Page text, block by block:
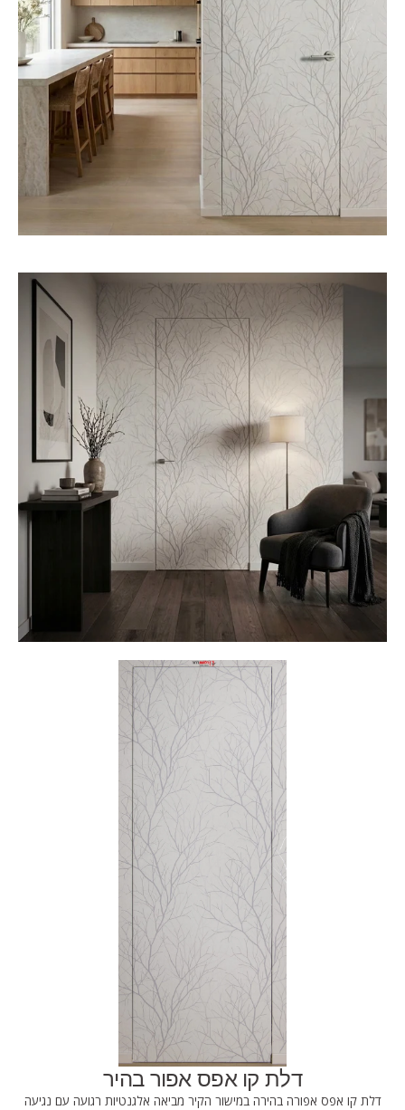
דלת קו אפס אפור בהיר
דלת קו אפס אפורה בהירה במישור הקיר מביאה אלגנטיות רגועה עם נגיעה
פתיחת
מדיה
2
במודל
פתיחת
מדיה
במודל
פתיחת
4
במודל